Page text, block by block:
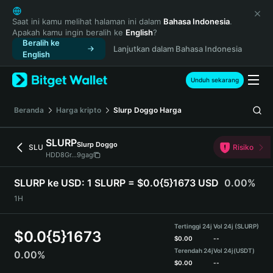
English
日本語
Tiếng Việt
Русский
Español (Latinoamérica)
Türkçe
Français
Deutsch
繁體中文
Português (Portugal)
Bahasa Indonesia
ภาษาไทย
हिन्दी
Español
Português (Brasil)
Saat ini kamu melihat halaman ini dalam Bahasa Indonesia.
Apakah kamu ingin beralih ke English?
Beralih ke
English
Lanjutkan dalam Bahasa Indonesia
Unduh sekarang
Beranda Harga kripto Slurp Doggo Harga
SLU SLURPSlurp Doggo
HDD8Gr...9gag
Risiko
SLURP ke USD: 1 SLURP = $0.0{5}1673 USD 0.00%
1H
$0.0{5}1673
0.00%
Tertinggi 24j
$0.00
Terendah 24j
$0.00
Vol 24j (SLURP)
--
Vol 24j(USDT)
--